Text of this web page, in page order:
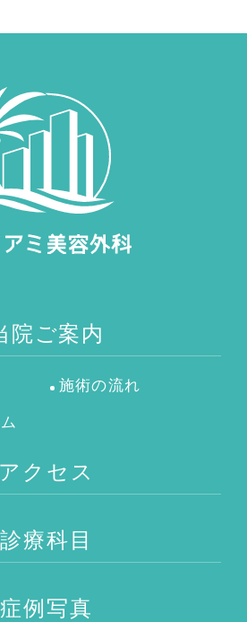
院ご案内
施術の流れ
アクセス
診療科目
症例写真